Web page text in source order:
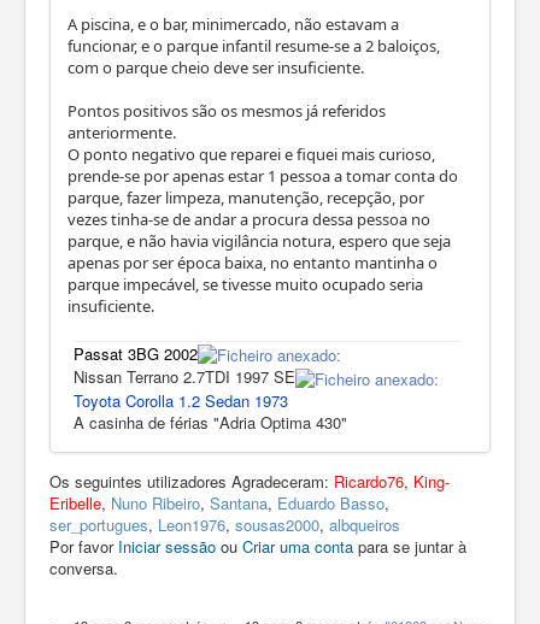
A piscina, e o bar, minimercado, não estavam a
funcionar, e o parque infantil resume-se a 2 baloiços,
com o parque cheio deve ser insuficiente.
Pontos positivos são os mesmos já referidos
anteriormente.
O ponto negativo que reparei e fiquei mais curioso,
prende-se por apenas estar 1 pessoa a tomar conta do
parque, fazer limpeza, manutenção, recepção, por
vezes tinha-se de andar a procura dessa pessoa no
parque, e não havia vigilância notura, espero que seja
apenas por ser época baixa, no entanto mantinha o
parque impecável, se tivesse muito ocupado seria
insuficiente.
Passat 3BG 2002
Nissan Terrano 2.7TDI 1997 SE
Toyota Corolla 1.2 Sedan 1973
A casinha de férias "Adria Optima 430"
Os seguintes utilizadores Agradeceram: Ricardo76, King-
Eribelle, Nuno Ribeiro, Santana, Eduardo Basso,
ser_portugues, Leon1976, sousas2000, albqueiros
Por favor Iniciar sessão ou Criar uma conta para se juntar à
conversa.